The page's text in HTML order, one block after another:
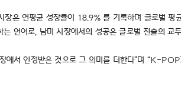
은 연평균 성장률이 18.9% 를 기록하며 글로벌 평
어로, 남미 시장에서의 성공은 글로벌 진출의 교
서 인정받은 것으로 그 의미를 더한다”며 “K-